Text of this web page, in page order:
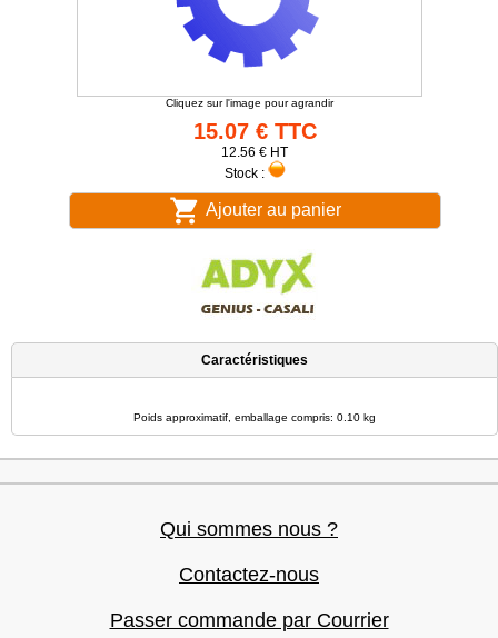
Cliquez sur l'image pour agrandir
15.07 € TTC
12.56 € HT
Stock :
Ajouter au panier
Caractéristiques
Poids approximatif, emballage compris: 0.10 kg
Qui sommes nous ?
Contactez-nous
Passer commande par Courrier